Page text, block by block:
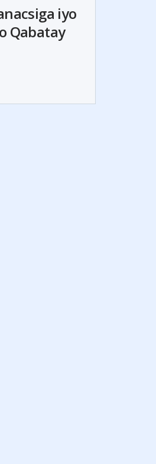
iyo
Qabatay